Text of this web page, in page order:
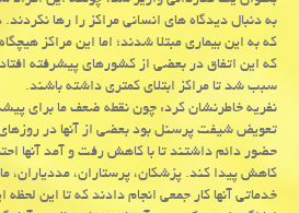
به دنبال دیدگاه های انسانی مراکز را رها نکردند.
که به این بیماری مبتلا شدند؛ اما این مراکز
که این اتفاق در بعضی از کشورهای پیشرفته
سبب شد تا مراکز ابتلای کمتری داشته باشند.
نفریه خاطرنشان کرد: چون نقطه ضعف ما برای
حضور دائم داشتند تا با کاهش رفت و آمد آنها
کاهش پیدا کند. پزشکان، پرستاران، مددیاران،
خدماتی آنها کار جمعی انجام دادند که تا این